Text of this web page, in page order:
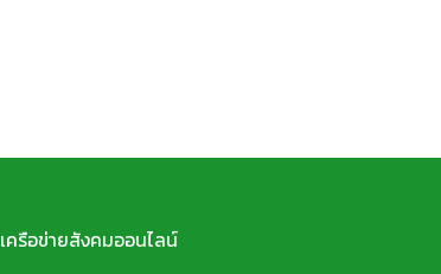
เครือข่ายสังคมออนไลน์